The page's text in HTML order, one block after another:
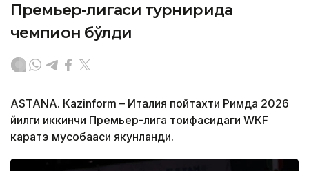
Премьер-лигаси турнирида
чемпион бўлди
ASTANА. Кazinform – Италия пойтахти Римда 2026
йилги иккинчи Премьер-лига тоифасидаги WКF
каратэ мусобақаси якунланди.